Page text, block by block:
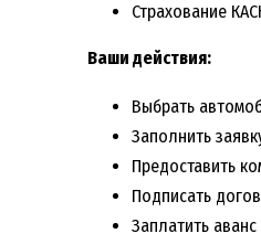
Страхование
Ваши действия:
Выбрать
Заполнить
Предоставить
Подписать
Заплатить аванс